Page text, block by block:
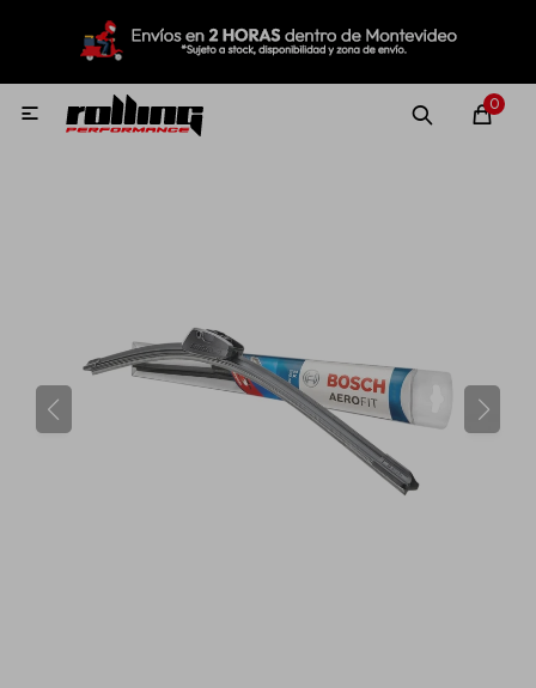
0

MI CUENTA
Nuevo! Rolling Repuestos
Lubricantes